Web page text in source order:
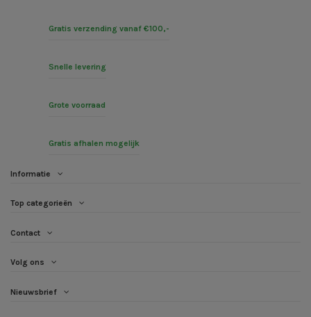
Gratis verzending vanaf €100,-
Snelle levering
Grote voorraad
Gratis afhalen mogelijk
Informatie
Top categorieën
Contact
Volg ons
Nieuwsbrief